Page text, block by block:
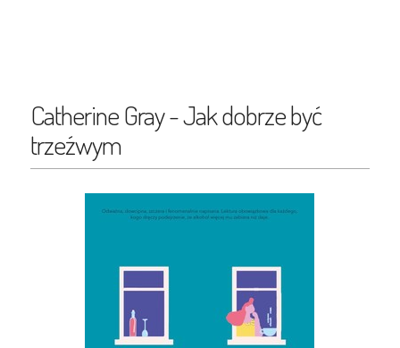
Catherine Gray - Jak dobrze być
trzeźwym